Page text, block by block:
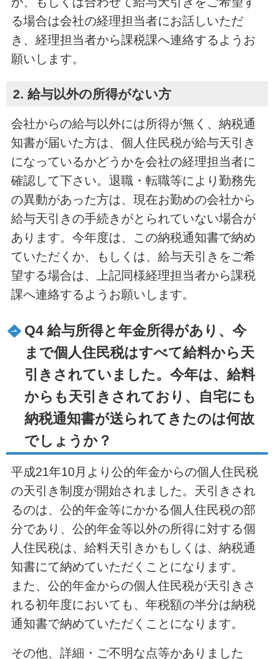
る場合は会社の経理担当者にお話しいただ
き、経理担当者から課税課へ連絡するようお
願いします。
2. 給与以外の所得がない方
会社からの給与以外には所得が無く、納税通
知書が届いた方は、個人住民税が給与天引き
になっているかどうかを会社の経理担当者に
確認して下さい。退職・転職等により勤務先
の異動があった方は、現在お勤めの会社から
給与天引きの手続きがとられていない場合が
あります。今年度は、この納税通知書で納め
ていただくか、もしくは、給与天引きをご希
望する場合は、上記同様経理担当者から課税
課へ連絡するようお願いします。
Q4 給与所得と年金所得があり、今
まで個人住民税はすべて給料から天
引きされていました。今年は、給料
からも天引きされており、自宅にも
納税通知書が送られてきたのは何故
でしょうか？
平成21年10月より公的年金からの個人住民税
の天引き制度が開始されました。天引きされ
るのは、公的年金等にかかる個人住民税の部
分であり、公的年金等以外の所得に対する個
人住民税は、給料天引きかもしくは、納税通
知書にて納めていただくことになります。
また、公的年金からの個人住民税が天引きさ
れる初年度においても、年税額の半分は納税
通知書で納めていただくことになります。
その他、詳細・ご不明な点等かありました